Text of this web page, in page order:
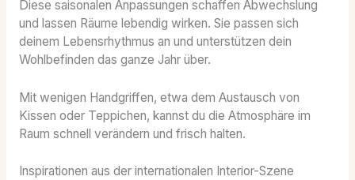
Diese saisonalen Anpassungen schaffen Abwechslung
und lassen Räume lebendig wirken. Sie passen sich
deinem Lebensrhythmus an und unterstützen dein
Wohlbefinden das ganze Jahr über.
Mit wenigen Handgriffen, etwa dem Austausch von
Kissen oder Teppichen, kannst du die Atmosphäre im
Raum schnell verändern und frisch halten.
Inspirationen aus der internationalen Interior-Szene